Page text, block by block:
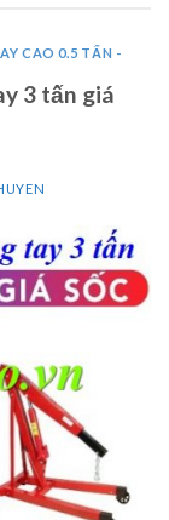
CAO 0.5 TẤN -
3 tấn giá